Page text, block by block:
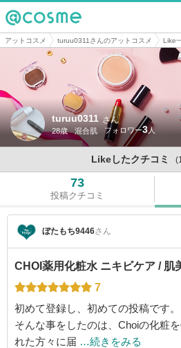
@cosme
アットコスメ turuu0311さんのアットコスメ Like
turuu0311 さん
28歳 混合肌 3
Likeしたクチコミ
73
投稿クチコミ
ぼたもち9446さん
CHOI薬用化粧水 ニキビケア / 肌
7
初めて登録し、初めての投稿です
そんな事をしたのは、Choiの化粧を
れた方々に届 …続きをみる